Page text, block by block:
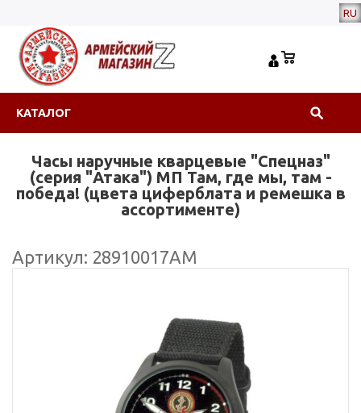
RU
КАТАЛОГ
Часы наручные кварцевые "Спецназ"
(серия "Атака") МП Там, где мы, там -
победа! (цвета циферблата и ремешка в
ассортименте)
Артикул: 28910017АМ